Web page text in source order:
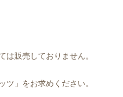
販売しておりません。
」をお求めください。